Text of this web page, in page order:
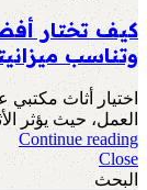
كيف تختار
وتناسب
اختيار أثاث
العمل، حيث يؤثر
Continue reading
Close
البحث